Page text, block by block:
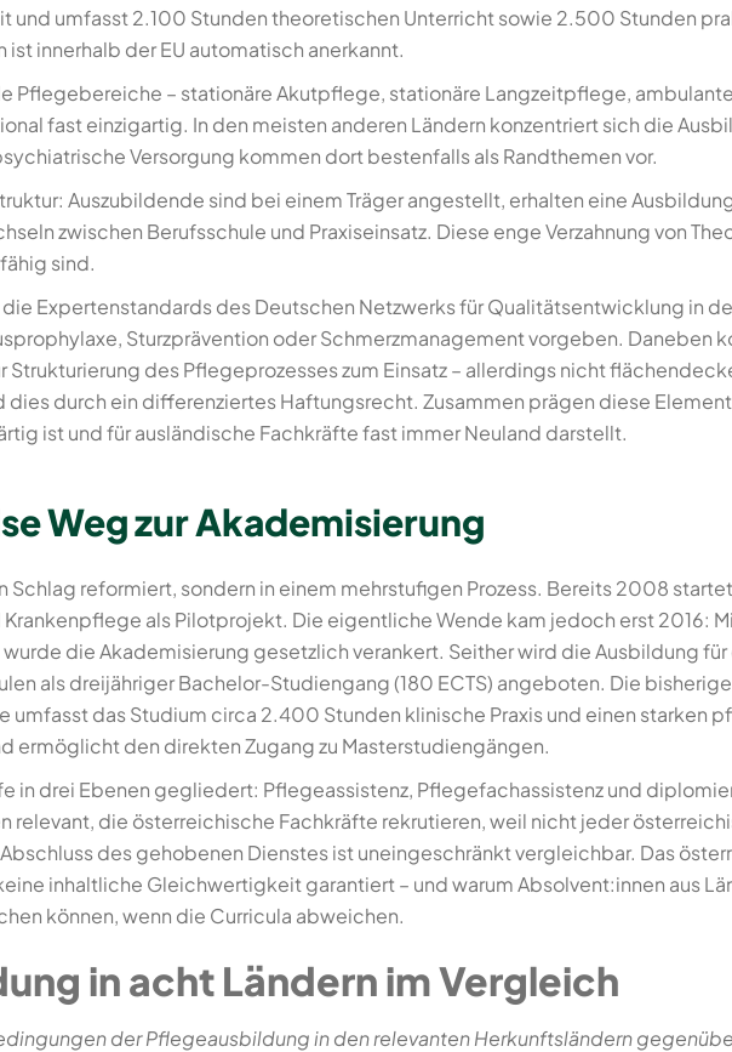
und umfasst 2.100 Stunden theoretischen Unterricht sowie 2.500 Stunden
innerhalb der EU automatisch anerkannt.
Pflegebereiche – stationäre Akutpflege, stationäre Langzeitpflege,
fast einzigartig. In den meisten anderen Ländern konzentriert sich die
Versorgung kommen dort bestenfalls als Randthemen vor.
Auszubildende sind bei einem Träger angestellt, erhalten eine
zwischen Berufsschule und Praxiseinsatz. Diese enge Verzahnung von
sind.
Expertenstandards des Deutschen Netzwerks für Qualitätsentwicklung in
Sturzprävention oder Schmerzmanagement vorgeben. Daneben
Strukturierung des Pflegeprozesses zum Einsatz – allerdings nicht
durch ein differenziertes Haftungsrecht. Zusammen prägen diese
ist und für ausländische Fachkräfte fast immer Neuland darstellt.
Weg zur Akademisierung
reformiert, sondern in einem mehrstufigen Prozess. Bereits 2008
als Pilotprojekt. Die eigentliche Wende kam jedoch erst 2016:
die Akademisierung gesetzlich verankert. Seither wird die Ausbildung
als dreijähriger Bachelor-Studiengang (180 ECTS) angeboten. Die
das Studium circa 2.400 Stunden klinische Praxis und einen starken
ermöglicht den direkten Zugang zu Masterstudiengängen.
in drei Ebenen gegliedert: Pflegeassistenz, Pflegefachassistenz und
relevant, die österreichische Fachkräfte rekrutieren, weil nicht jeder
des gehobenen Dienstes ist uneingeschränkt vergleichbar. Das
inhaltliche Gleichwertigkeit garantiert – und warum Absolvent:innen aus
können, wenn die Curricula abweichen.
in acht Ländern im Vergleich
der Pflegeausbildung in den relevanten Herkunftsländern